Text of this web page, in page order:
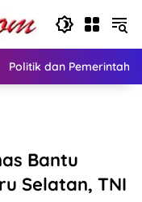
Politik dan
Bantu
Selatan, TNI